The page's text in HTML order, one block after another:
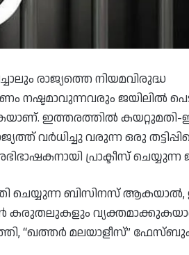
രാജ്യത്തെ നിയമവിരുദ്ധ
നഷ്ടമാവുന്നവരും ജയിലിൽ
ഇത്തരത്തിൽ കയറ്റുമതി-
വർധിച്ചു വരുന്ന ഒരു
പ്രാക്ടീസ്
ചെയ്യുന്ന ബിസിനസ് ആകയാൽ,
കരുതലുകളും
“ഖത്തർ മലയാളീസ്”